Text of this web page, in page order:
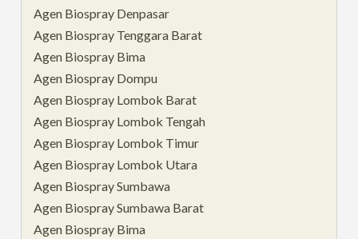
Agen Biospray Denpasar
Agen Biospray Tenggara Barat
Agen Biospray Bima
Agen Biospray Dompu
Agen Biospray Lombok Barat
Agen Biospray Lombok Tengah
Agen Biospray Lombok Timur
Agen Biospray Lombok Utara
Agen Biospray Sumbawa
Agen Biospray Sumbawa Barat
Agen Biospray Bima